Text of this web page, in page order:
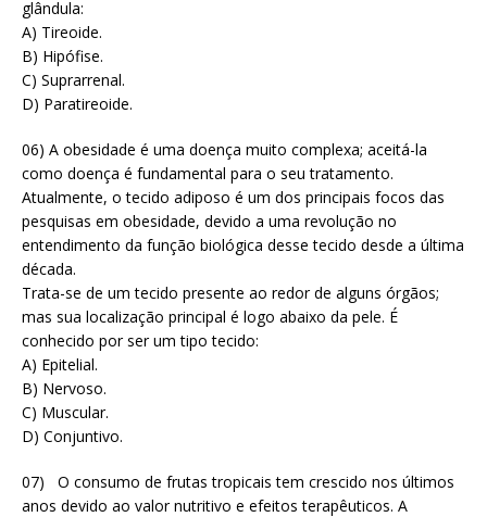
glândula:
A) Tireoide.
B) Hipófise.
C) Suprarrenal.
D) Paratireoide.
06) A obesidade é uma doença muito complexa; aceitá-la
como doença é fundamental para o seu tratamento.
Atualmente, o tecido adiposo é um dos principais focos das
pesquisas em obesidade, devido a uma revolução no
entendimento da função biológica desse tecido desde a última
década.
Trata-se de um tecido presente ao redor de alguns órgãos;
mas sua localização principal é logo abaixo da pele. É
conhecido por ser um tipo tecido:
A) Epitelial.
B) Nervoso.
C) Muscular.
D) Conjuntivo.
07)
O consumo de frutas tropicais tem crescido nos últimos
anos devido ao valor nutritivo e efeitos terapêuticos. A